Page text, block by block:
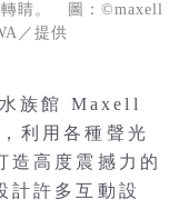
轉睛。 圖：©maxell
／提供
族館 Maxell
利用各種聲光
造高度震撼力的
計許多互動設